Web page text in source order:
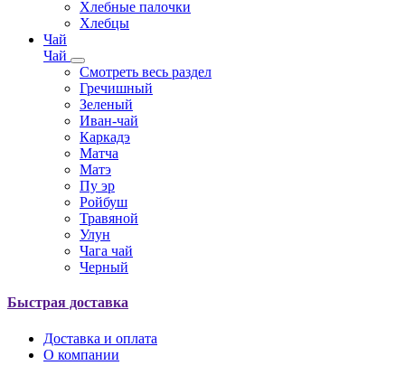
Хлебные палочки
Хлебцы
Чай
Чай
Смотреть весь раздел
Гречишный
Зеленый
Иван-чай
Каркадэ
Матча
Матэ
Пу эр
Ройбуш
Травяной
Улун
Чага чай
Черный
Быстрая доставка
Доставка и оплата
О компании